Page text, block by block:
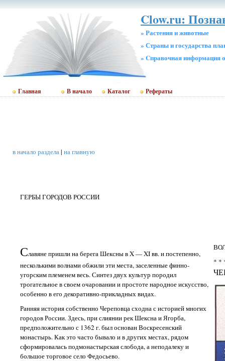
Clow.ru:
» Растения и животные
» Страны и государства
» Cправочная информация
Главная В начало Каталог Рефераты
в начало раздела| на главную
ГЕРБЫ ГОРОДОВ РОССИИ
Славяне пришли на берега Шексны в X — XI вв. и постепенно,
несколькими волнами обжили эти места, заселенные финно-
угорским племенем весь. Синтез двух культур породил
трогательное в своем очаровании и простоте народное искусство,
особенно в его декоративно-прикладных видах.
Ранняя история собственно Череповца сходна с историей многих
городов России. Здесь, при слиянии рек Шексна и Ягорба,
предположительно с 1362 г. был основан Воскресенский
монастырь. Как это часто бывало и в других местах, рядом
сформировалась подмонастырская слобода, а неподалеку и
большое торговое село Федосьево.
* *